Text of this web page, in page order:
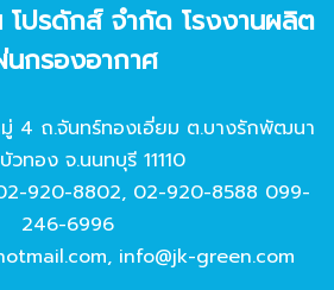
โปรดักส์ จํากัด โรงงานผลิต
นกรองอากาศ
4 ถ.จันทร์ทองเอี่ยม ต.บางรักพัฒนา
วทอง จ.นนทบุรี 11110
920-8802, 02-920-8588 099-
246-6996
, info@jk-green.com